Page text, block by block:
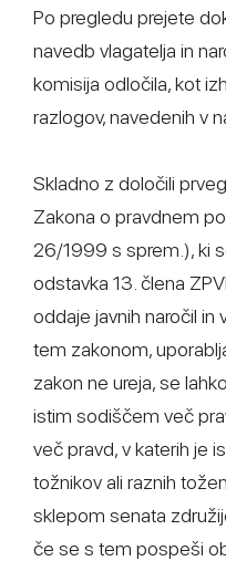
Po pregledu prejete
navedb vlagatelja in
komisija odločila, kot
razlogov, navedenih v
Skladno z določili
Zakona o pravdnem
26/1999 s sprem.), ki
odstavka 13. člena
oddaje javnih naročil in
tem zakonom,
zakon ne ureja, se
istim sodiščem več
več pravd, v katerih je
tožnikov ali raznih
sklepom senata
če se s tem pospeši